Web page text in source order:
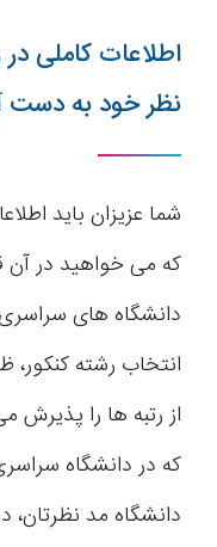
اطلاعات کاملی
نظر خود به دست
شما عزیزان باید
که می خواهید در آن
دانشگاه های
انتخاب رشته
از رتبه ها را پذیرش
که در دانشگاه
دانشگاه مد